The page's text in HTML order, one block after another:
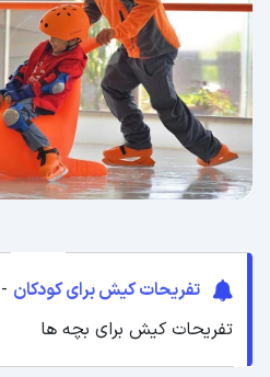
تفریحات کیش برای کودکان
تفریحات کیش برای بچه ها